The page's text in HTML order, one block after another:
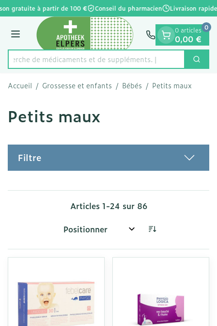
Aller au contenu
1 de 1
gratuite à partir de 100 € Conseil du pharmacien Livraison rapide
Menu
Rechercher
Recherche de médicament
0 articles
0,00 €
0
Accueil / Grossesse et enfants / Bébés / Petits maux
Petits maux
Filtre
Articles 1-24 sur 86
Trier par: